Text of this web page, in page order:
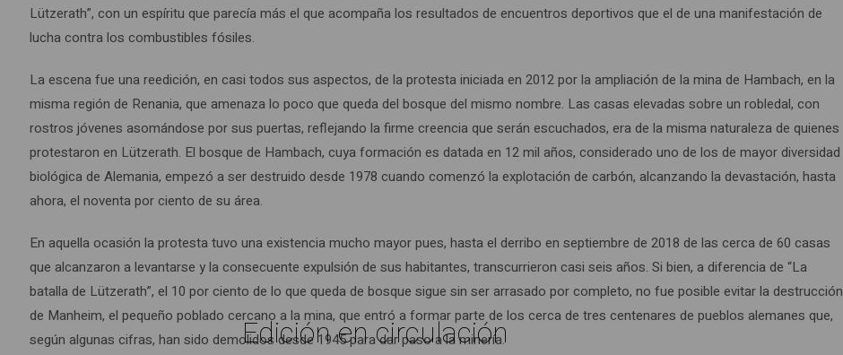
Lützerath”, con un espíritu que parecía más el que acompaña los resultados de encuentros deportivos que el de una manifestación de
lucha contra los combustibles fósiles.
La escena fue una reedición, en casi todos sus aspectos, de la protesta iniciada en 2012 por la ampliación de la mina de Hambach, en la
misma región de Renania, que amenaza lo poco que queda del bosque del mismo nombre. Las casas elevadas sobre un robledal, con
rostros jóvenes asomándose por sus puertas, reflejando la firme creencia que serán escuchados, era de la misma naturaleza de quienes
protestaron en Lützerath. El bosque de Hambach, cuya formación es datada en 12 mil años, considerado uno de los de mayor diversidad
biológica de Alemania, empezó a ser destruido desde 1978 cuando comenzó la explotación de carbón, alcanzando la devastación, hasta
ahora, el noventa por ciento de su área.
En aquella ocasión la protesta tuvo una existencia mucho mayor pues, hasta el derribo en septiembre de 2018 de las cerca de 60 casas
que alcanzaron a levantarse y la consecuente expulsión de sus habitantes, transcurrieron casi seis años. Si bien, a diferencia de “La
batalla de Lützerath”, el 10 por ciento de lo que queda de bosque sigue sin ser arrasado por completo, no fue posible evitar la destrucción
de Manheim, el pequeño poblado cercano a la mina, que entró a formar parte de los cerca de tres centenares de pueblos alemanes que,
según algunas cifras, han sido demolidos desde 1945 para dar paso a la minería.
Edición en circulación